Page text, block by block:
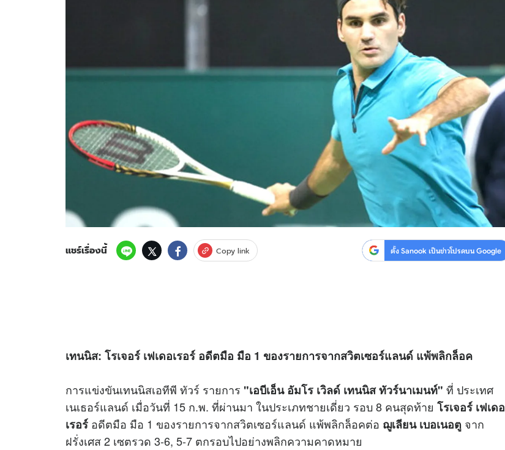
Sanook Choice
แชร์เรื่องนี้ Copy link ตั้ง Sanook เป็นข่าวโปรดบน Google
เทนนิส: โรเจอร์ เฟเดอเรอร์ อดีตมือ มือ 1 ของรายการจากสวิตเซอร์แลนด์ แพ้พลิกล็อค
การแข่งขันเทนนิสเอทีพี ทัวร์ รายการ "เอบีเอ็น อัมโร เวิลด์ เทนนิส ทัวร์นาเมนท์" ที่ ประเทศ
เนเธอร์แลนด์ เมื่อวันที่ 15 ก.พ. ที่ผ่านมา ในประเภทชายเดี่ยว รอบ 8 คนสุดท้าย โรเจอร์ เฟเดอ
เรอร์ อดีตมือ มือ 1 ของรายการจากสวิตเซอร์แลนด์ แพ้พลิกล็อคต่อ ฌูเลียน เบอเนอตู จาก
ฝรั่งเศส 2 เซตรวด 3-6, 5-7 ตกรอบไปอย่างพลิกความคาดหมาย